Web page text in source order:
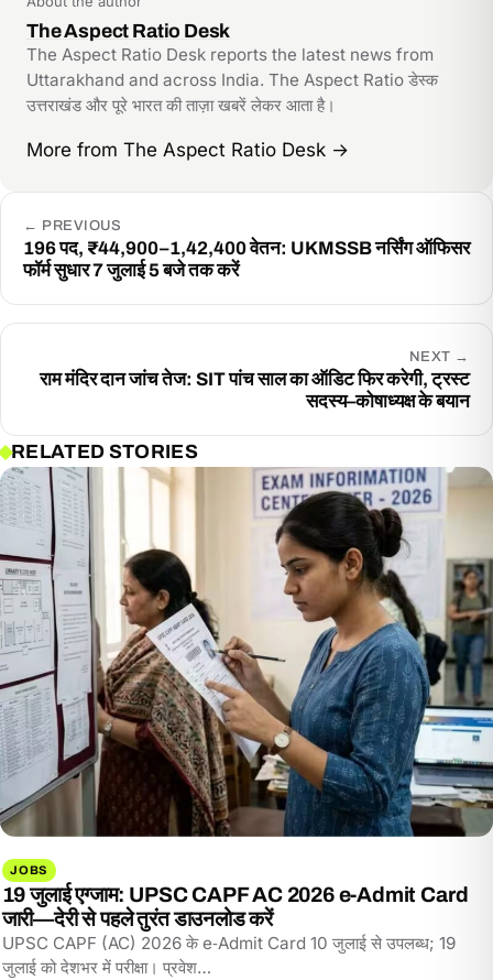
The Aspect Ratio Desk
The Aspect Ratio Desk reports the latest news from
Uttarakhand and across India. The Aspect Ratio डेस्क
उत्तराखंड और पूरे भारत की ताज़ा खबरें लेकर आता है।
More from The Aspect Ratio Desk →
← PREVIOUS
196 पद, ₹44,900–1,42,400 वेतन: UKMSSB नर्सिंग ऑफिसर
फॉर्म सुधार 7 जुलाई 5 बजे तक करें
NEXT →
राम मंदिर दान जांच तेज: SIT पांच साल का ऑडिट फिर करेगी, ट्रस्ट
सदस्य–कोषाध्यक्ष के बयान
RELATED STORIES
JOBS
19 जुलाई एग्जाम: UPSC CAPF AC 2026 e‑Admit Card
जारी—देरी से पहले तुरंत डाउनलोड करें
UPSC CAPF (AC) 2026 के e‑Admit Card 10 जुलाई से उपलब्ध; 19
जुलाई को देशभर में परीक्षा। प्रवेश…